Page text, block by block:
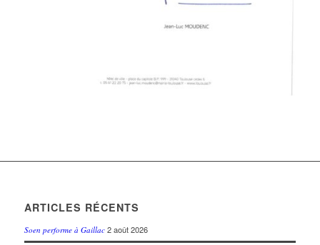
ARTICLES RÉCENTS
Soen performe à Gaillac 2 août 2026